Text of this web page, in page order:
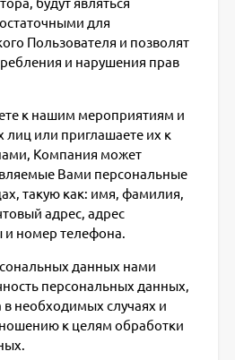
для
Пользователя и позволят
и нарушения прав
к нашим мероприятиям и
лиц или приглашаете их к
Компания может
Вами персональные
такую как: имя, фамилия,
адрес, адрес
и номер телефона.
данных нами
персональных данных,
в необходимых случаях и
к целям обработки